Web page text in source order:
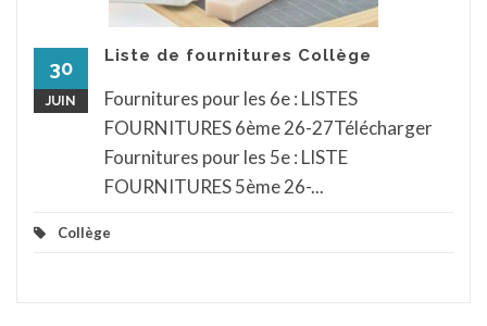
30
JUIN
Liste de fournitures Collège
Fournitures pour les 6e : LISTES
FOURNITURES 6ème 26-27Télécharger
Fournitures pour les 5e : LISTE
FOURNITURES 5ème 26-...
Collège